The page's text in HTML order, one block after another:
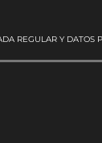
REGULAR Y DATOS